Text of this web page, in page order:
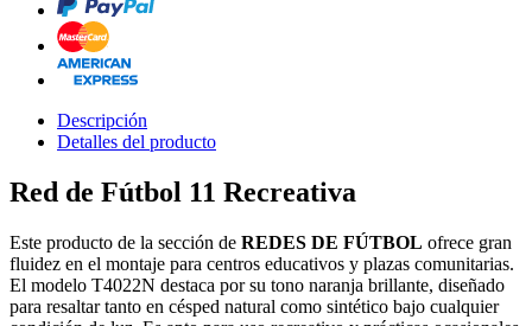
Descripción
Detalles del producto
Red de Fútbol 11 Recreativa
Este producto de la sección de REDES DE FÚTBOL ofrece gran
fluidez en el montaje para centros educativos y plazas comunitarias.
El modelo T4022N destaca por su tono naranja brillante, diseñado
para resaltar tanto en césped natural como sintético bajo cualquier